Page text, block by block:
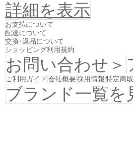
詳細を表示
お支払について
配送について
交換･返品について
ショッピング利用規約
お問い合わせ＞
ご利用ガイド 会社概要採用情報特定商
ブランド一覧を